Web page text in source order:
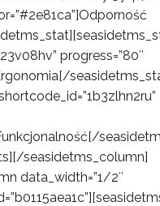
progress=”80″
seasidetms_column]
data_width=”1/2″